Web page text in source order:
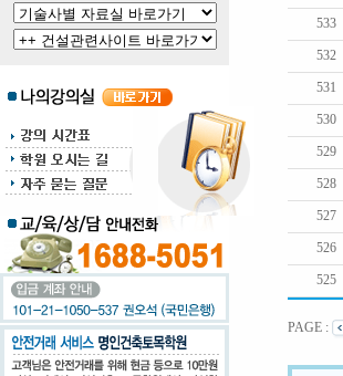
533
532
531
530
529
528
527
526
525
PAGE :